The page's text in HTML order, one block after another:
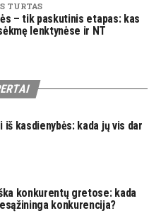
TURTAS
– tik paskutinis etapas: kas
lenktynėse ir NT
kasdienybės: kada jų vis dar
konkurentų gretose: kada
konkurencija?